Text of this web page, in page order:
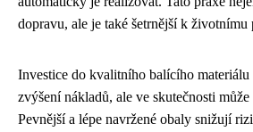
dopravu, ale je také šetrnější k životnímu
Investice do kvalitního balícího materiálu
zvýšení nákladů, ale ve skutečnosti může
Pevnější a lépe navržené obaly snižují